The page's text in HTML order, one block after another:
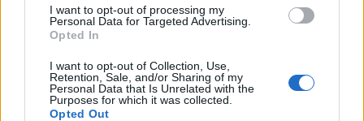
I want to opt-out of processing my
Personal Data for Targeted Advertising.
Opted In
I want to opt-out of Collection, Use,
Retention, Sale, and/or Sharing of my
Personal Data that Is Unrelated with the
Purposes for which it was collected.
Opted Out